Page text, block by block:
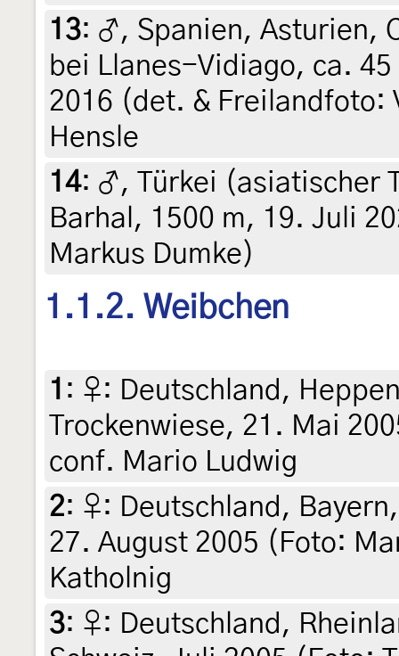
13: ♂, Spanien, Asturien,
bei Llanes-Vidiago, ca.
2016 (det. & Freilandfoto:
Hensle
14: ♂, Türkei (asiatischer
Barhal, 1500 m, 19. Juli
Markus Dumke)
1.1.2. Weibchen
1 : ♀: Deutschland,
Trockenwiese, 21. Mai
conf. Mario Ludwig
2: ♀: Deutschland,
27. August 2005 (Foto:
Katholnig
3: ♀: Deutschland,